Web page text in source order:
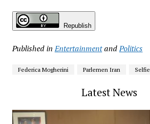
Republish
Published in EntertainmentandPolitics
Federica Mogherini Parlemen Iran Selfie
Latest News